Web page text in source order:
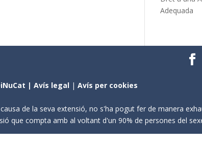
Adequada
|Avís legal |Avís per cookies
de la seva extensió, no s'ha pogut fer de manera
que compta amb al voltant d'un 90% de persones del